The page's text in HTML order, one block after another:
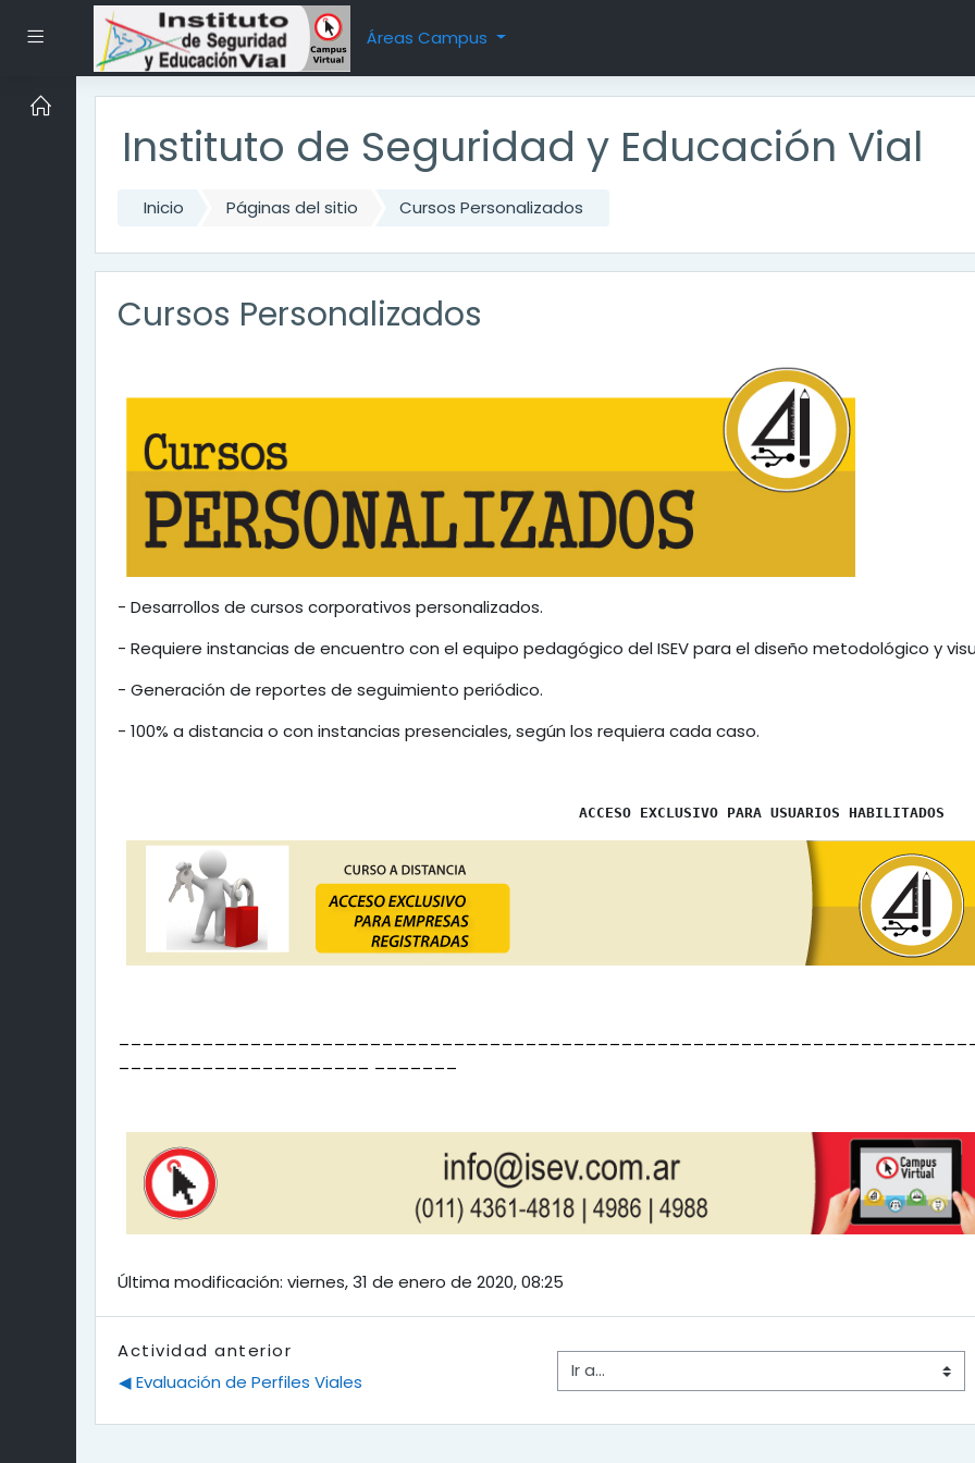
Pánel lateral Áreas Campus
Saltar al contenido principal
Instituto de Seguridad y Educación Vial
Inicio Páginas del sitio Cursos Personalizados
Cursos Personalizados
- Desarrollos de cursos corporativos personalizados.
- Requiere instancias de encuentro con el equipo pedagógico del ISEV para el diseño metodológico y
- Generación de reportes de seguimiento periódico.
- 100% a distancia o con instancias presenciales, según los requiera cada caso.
ACCESO EXCLUSIVO PARA USUARIOS HABILITADOS
Última modificación: viernes, 31 de enero de 2020, 08:25
Actividad anterior
◀︎ Evaluación de Perfiles Viales
Ir a...